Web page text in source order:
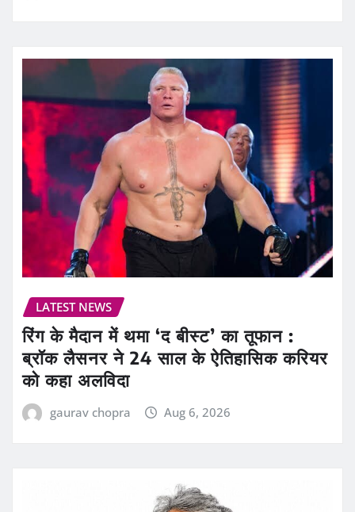
LATEST NEWS
रिंग के मैदान में थमा ‘द बीस्ट’ का तूफान :
ब्रॉक लैसनर ने 24 साल के ऐतिहासिक करियर
को कहा अलविदा
gaurav chopra Aug 6, 2026